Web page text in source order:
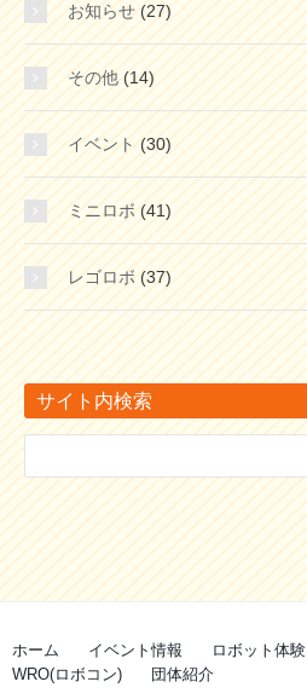
お知らせ (27)
その他 (14)
イベント (30)
ミニロボ (41)
レゴロボ (37)
サイト内検索
ホーム イベント情報 ロボット体験
WRO(ロボコン)
団体紹介